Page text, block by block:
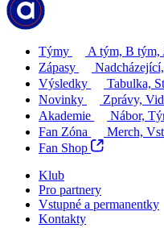
Týmy
A tým, B tým,
Zápasy
Výsledky
Tabulka,
Novinky
Zprávy,
Akademie
Nábor,
Fan Zóna
Merch,
Fan Shop
Klub
Pro partnery
Vstupné a permanentky
Kontakty